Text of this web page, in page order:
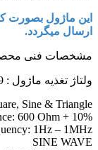
ارسال میگردد.
مشخصات فنی
ولتاژ تغذیه ماژول : 9 الی 12 ولت DC
Sine & Triangle
600 Ohm + 10%
1Hz – 1MHz
SINE WAVE